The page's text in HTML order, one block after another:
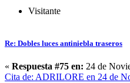
Visitante
Re: Dobles luces antiniebla traseros
« Respuesta #75 en: 24 de
Cita de: ADRILORE en 24 de